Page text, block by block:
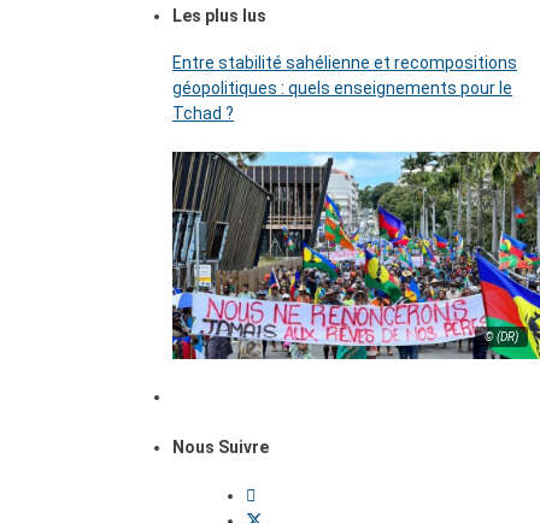
Les plus lus
Entre stabilité sahélienne et recompositions
géopolitiques : quels enseignements pour le
Tchad ?
© (DR)
Nous Suivre